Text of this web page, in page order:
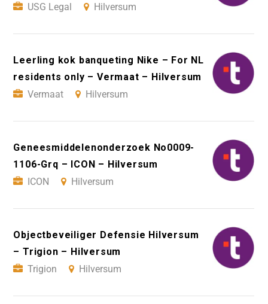
USG Legal
Hilversum
Leerling kok banqueting Nike – For NL
residents only – Vermaat – Hilversum
Vermaat
Hilversum
Geneesmiddelenonderzoek No0009-
1106-Grq – ICON – Hilversum
ICON
Hilversum
Objectbeveiliger Defensie Hilversum
– Trigion – Hilversum
Trigion
Hilversum